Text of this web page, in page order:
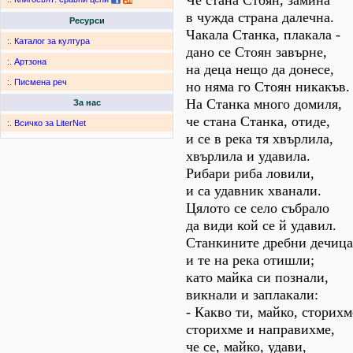
Ресурси
:. Каталог за култура
:. Артзона
:. Писмена реч
За нас
:. Всичко за LiterNet
в чужда страна далечна.
Чакала Станка, плакала -
дано се Стоян завърне,
на деца нещо да донесе,
но няма го Стоян никакъв.
На Станка много домиля,
че стана Станка, отиде,
и се в река тя хвърлила,
хвърлила и удавила.
Рибари риба ловили,
и са удавник хванали.
Цялото се село събрало
да види кой се й удавил.
Станкините дребни дечица
и те на река отишли;
като майка си познали,
викнали и заплакали:
- Какво ти, майко,
сторихме и направихме,
че се, майко, удави,